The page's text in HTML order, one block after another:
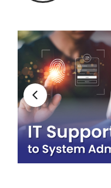
เครื่องมือฝึกฝน
Testing Center
Testing Center
Locations